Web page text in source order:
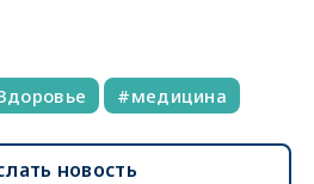
медицина
новость